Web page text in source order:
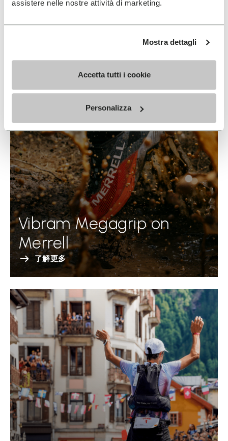
assistere nelle nostre attività di marketing.
Mostra dettagli
Accetta tutti i cookie
Personalizza
Vibram Megagrip on
Merrell
了解更多